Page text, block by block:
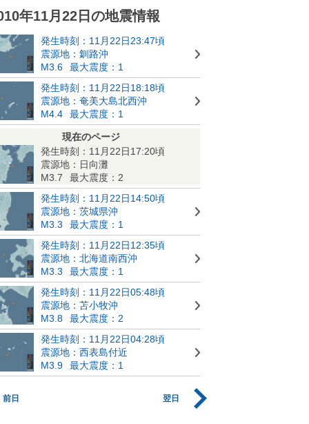
年11月22日の地震情報
発生時刻：11月22日23:47頃
震源地：釧路沖
M3.6
最大震度：1
発生時刻：11月22日18:18頃
震源地：奄美大島北西沖
M4.4
最大震度：1
現在のページ
発生時刻：11月22日17:20頃
震源地：日向灘
M3.7
最大震度：2
発生時刻：11月22日14:50頃
震源地：茨城県沖
M3.3
最大震度：1
発生時刻：11月22日12:35頃
震源地：北海道南西沖
M3.3
最大震度：1
発生時刻：11月22日05:48頃
震源地：苫小牧沖
M3.8
最大震度：2
発生時刻：11月22日04:28頃
震源地：西表島付近
M3.9
最大震度：1
前日 翌日